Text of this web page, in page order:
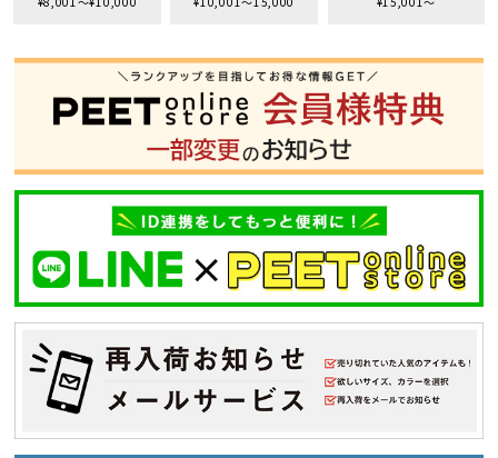
29inc
30inc
32inc
34inc
36inc
38inc
40inc
KIDS
tune